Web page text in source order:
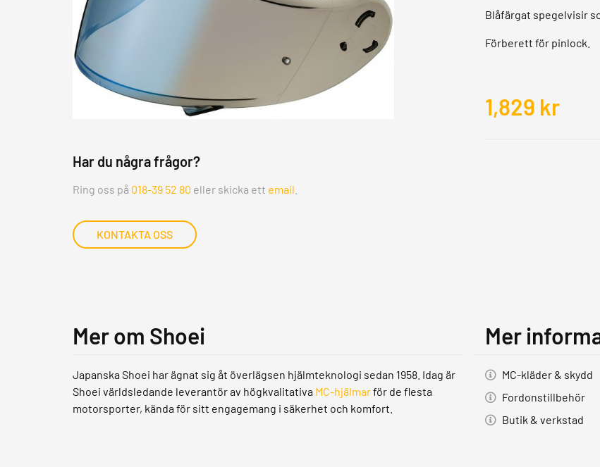
Har du några frågor?
Ring oss på 018-39 52 80 eller skicka ett email
KONTAKTA OSS
Blåfärgat spegelvisir
Förberett för pinlock.
1,829 kr
Mer om Shoei
Japanska Shoei har ägnat sig åt överlägsen hjälmteknologi sedan 1958. Idag är
Shoei världsledande leverantör av högkvalitativa MC-hjälmarför de flesta
motorsporter, kända för sitt engagemang i säkerhet och komfort.
Mer
MC-kläder & skydd
Fordonstillbehör
Butik & verkstad